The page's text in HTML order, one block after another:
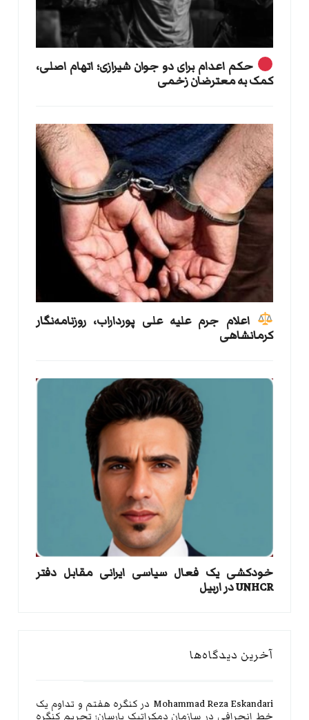
حکم اعدام برای دو جوان شیرازی؛ اتهام اصلی،
کمک به معترضان زخمی
اعلام جرم علیه علی پورداراب، روزنامه‌نگار
کرمانشاهی
خودکشی یک فعال سیاسی ایرانی مقابل دفتر
UNHCR در اربیل
آخرین دیدگاه‌ها
Mohammad Reza Eskandari در کنگره هفتم و تداوم یک
خط انحرافی در سازمان دمکراتیک یارسان؛ تحریم کنگره